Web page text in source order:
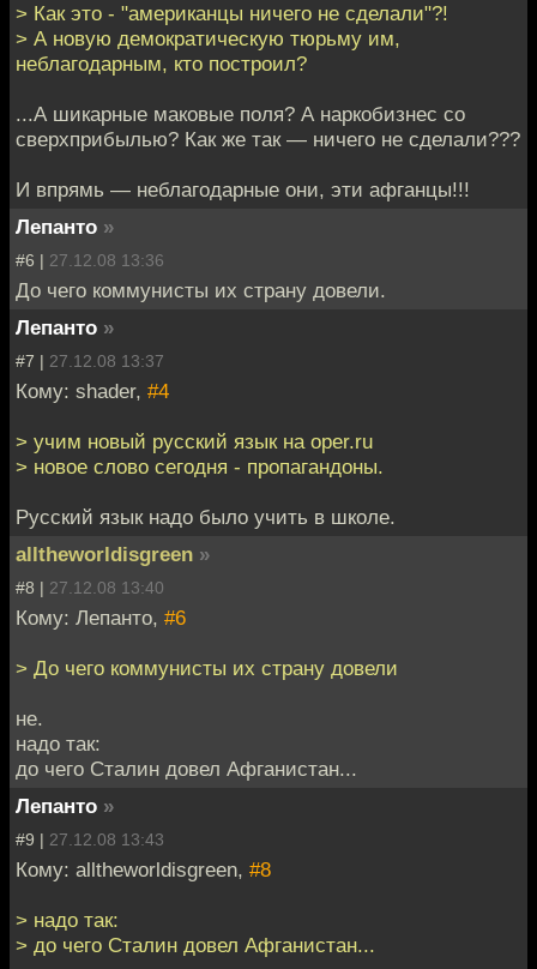
> Как это - "американцы ничего не сделали"?!
> А новую демократическую тюрьму им,
неблагодарным, кто построил?
...А шикарные маковые поля? А наркобизнес со
сверхприбылью? Как же так — ничего не сделали???
И впрямь — неблагодарные они, эти афганцы!!!
Лепанто »
#6 | 27.12.08 13:36
До чего коммунисты их страну довели.
Лепанто »
#7 | 27.12.08 13:37
Кому: shader, #4
> учим новый русский язык на oper.ru
> новое слово сегодня - пропагандоны.
Русский язык надо было учить в школе.
alltheworldisgreen »
#8 | 27.12.08 13:40
Кому: Лепанто, #6
> До чего коммунисты их страну довели
не.
надо так:
до чего Сталин довел Афганистан...
Лепанто »
#9 | 27.12.08 13:43
Кому: alltheworldisgreen, #8
> надо так:
> до чего Сталин довел Афганистан...